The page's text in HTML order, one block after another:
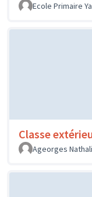
Ecole Primaire
Classe
Ageorges